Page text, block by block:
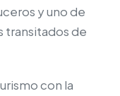
y uno de
transitados de
con la